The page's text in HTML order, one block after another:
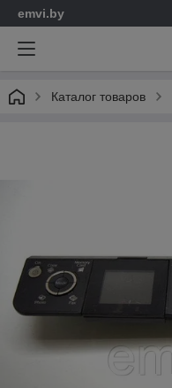
emvi.by
Каталог товаров